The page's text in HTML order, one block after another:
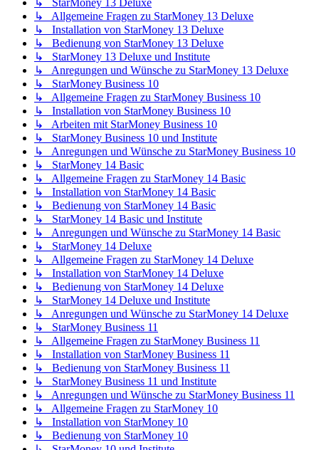
↳ StarMoney 13 Deluxe
↳ Allgemeine Fragen zu StarMoney 13 Deluxe
↳ Installation von StarMoney 13 Deluxe
↳ Bedienung von StarMoney 13 Deluxe
↳ StarMoney 13 Deluxe und Institute
↳ Anregungen und Wünsche zu StarMoney 13 Deluxe
↳ StarMoney Business 10
↳ Allgemeine Fragen zu StarMoney Business 10
↳ Installation von StarMoney Business 10
↳ Arbeiten mit StarMoney Business 10
↳ StarMoney Business 10 und Institute
↳ Anregungen und Wünsche zu StarMoney Business 10
↳ StarMoney 14 Basic
↳ Allgemeine Fragen zu StarMoney 14 Basic
↳ Installation von StarMoney 14 Basic
↳ Bedienung von StarMoney 14 Basic
↳ StarMoney 14 Basic und Institute
↳ Anregungen und Wünsche zu StarMoney 14 Basic
↳ StarMoney 14 Deluxe
↳ Allgemeine Fragen zu StarMoney 14 Deluxe
↳ Installation von StarMoney 14 Deluxe
↳ Bedienung von StarMoney 14 Deluxe
↳ StarMoney 14 Deluxe und Institute
↳ Anregungen und Wünsche zu StarMoney 14 Deluxe
↳ StarMoney Business 11
↳ Allgemeine Fragen zu StarMoney Business 11
↳ Installation von StarMoney Business 11
↳ Bedienung von StarMoney Business 11
↳ StarMoney Business 11 und Institute
↳ Anregungen und Wünsche zu StarMoney Business 11
↳ Allgemeine Fragen zu StarMoney 10
↳ Installation von StarMoney 10
↳ Bedienung von StarMoney 10